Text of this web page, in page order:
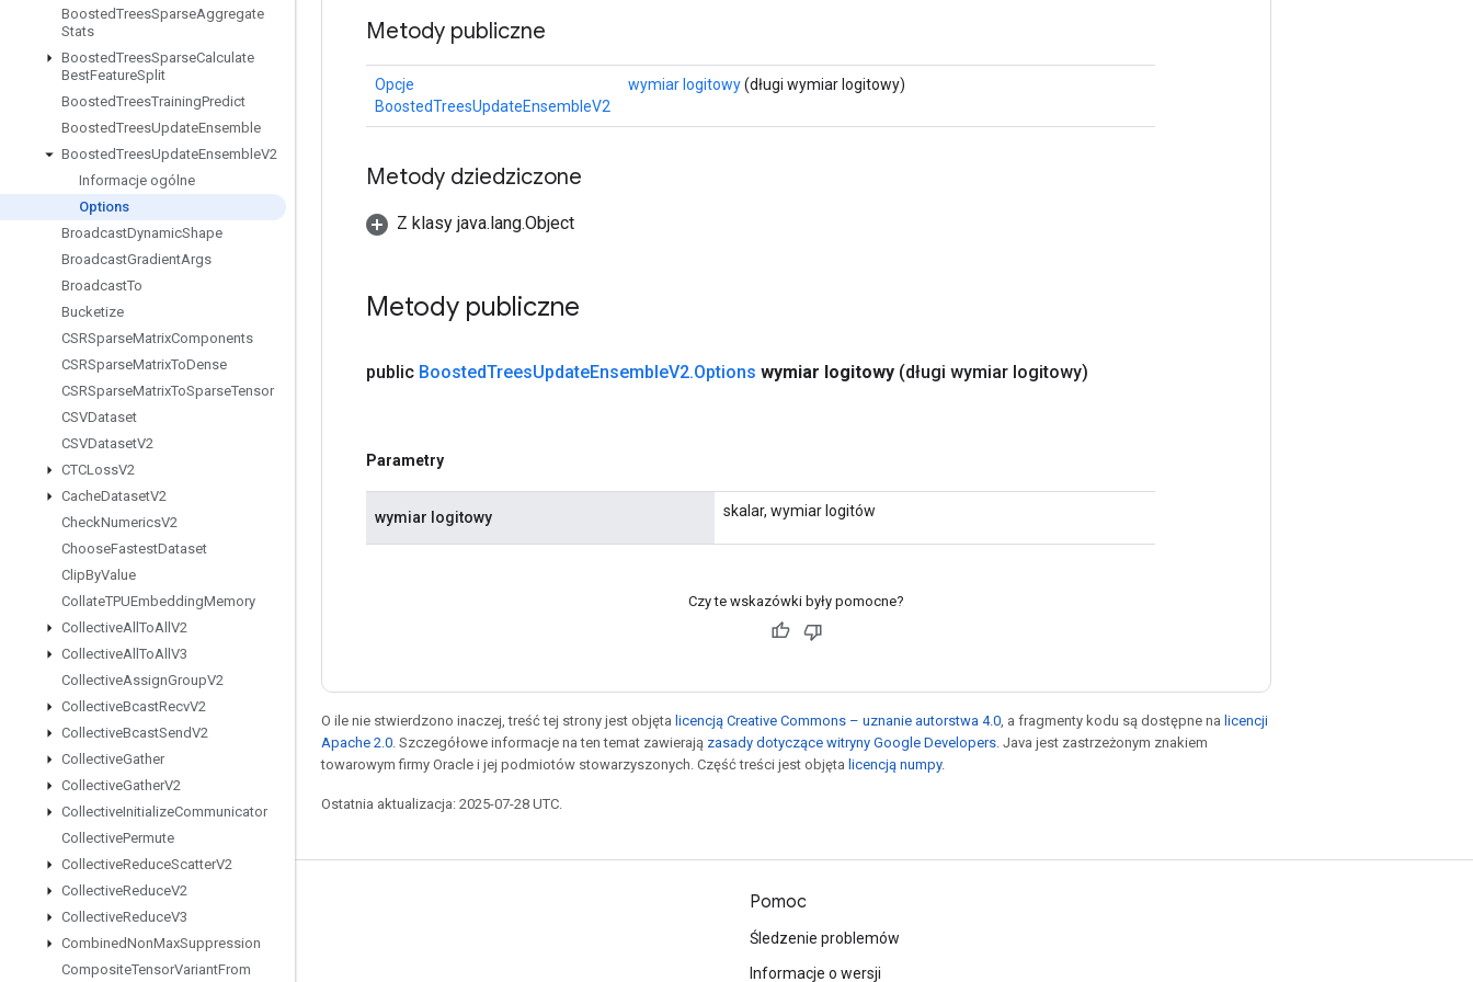
BoostedTreesSparseAggregate
Stats
BoostedTreesSparseCalculate
BestFeatureSplit
BoostedTreesTrainingPredict
BoostedTreesUpdateEnsemble
BoostedTreesUpdateEnsembleV2
Informacje ogólne
Options
BroadcastDynamicShape
BroadcastGradientArgs
BroadcastTo
Bucketize
CSRSparseMatrixComponents
CSRSparseMatrixToDense
CSRSparseMatrixToSparseTensor
CSVDataset
CSVDatasetV2
CTCLossV2
CacheDatasetV2
CheckNumericsV2
ChooseFastestDataset
ClipByValue
CollateTPUEmbeddingMemory
CollectiveAll ToAll V2
CollectiveAll ToAll V3
CollectiveAssignGroupV2
CollectiveBcastRecvV2
CollectiveBcastSendV2
CollectiveGather
CollectiveGatherV2
CollectiveInitializeCommunicator
CollectivePermute
CollectiveReduceScatterV2
CollectiveReduceV2
CollectiveReduceV3
CombinedNonMaxSuppression
CompositeTensorVariantFrom
Metody publiczne
Opcje
BoostedTreesUpdateEnsembleV2
wymiar logitowy(długi wymiar logitowy)
Metody dziedziczone
Z klasy java.lang.Object
Metody publiczne
public BoostedTreesUpdateEnsembleV2.Options wymiar logitowy (długi wymiar logitowy)
Parametry
wymiar logitowy skalar, wymiar logitów
Czy te wskazówki były pomocne?
O ile nie stwierdzono inaczej, treść tej strony jest objęta licencją Creative Commons – uznanie autorstwa 4.0 , a fragmenty kodu są dostępne na licencji
Apache 2.0 . Szczegółowe informacje na ten temat zawierają zasady dotyczące witryny Google Developers . Java jest zastrzeżonym znakiem
towarowym firmy Oracle i jej podmiotów stowarzyszonych. Część treści jest objęta licencją numpy.
Ostatnia aktualizacja: 2025-07-28 UTC.
Pozostawaj w kontakcie
Blog
Forum
Pomoc
Śledzenie problemów
Informacje o wersji